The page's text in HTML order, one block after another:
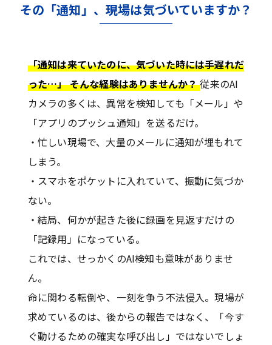
その「通知」、現場は気づいていますか？
「通知は来ていたのに、気づいた時には手遅れだ
った…」 そんな経験はありませんか？従来のAI
カメラの多くは、異常を検知しても「メール」や
「アプリのプッシュ通知」を送るだけ。
・忙しい現場で、大量のメールに通知が埋もれて
しまう。
・スマホをポケットに入れていて、振動に気づか
ない。
・結局、何かが起きた後に録画を見返すだけの
「記録用」になっている。
これでは、せっかくのAI検知も意味がありませ
ん。
命に関わる転倒や、一刻を争う不法侵入。現場が
求めているのは、後からの報告ではなく、「今す
ぐ動けるための確実な呼び出し」ではないでしょ